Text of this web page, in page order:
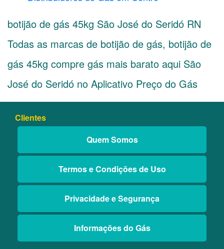
botijão de gás 45kg São José do Seridó RN
Todas as marcas de botijão de gás, botijão de
gás 45kg compre gás mais barato aqui São
José do Seridó no Aplicativo Preço do Gás
Clientes
Quem Somos
Termos e Condições de Uso
Privacidade e Segurança
Informações do Gás